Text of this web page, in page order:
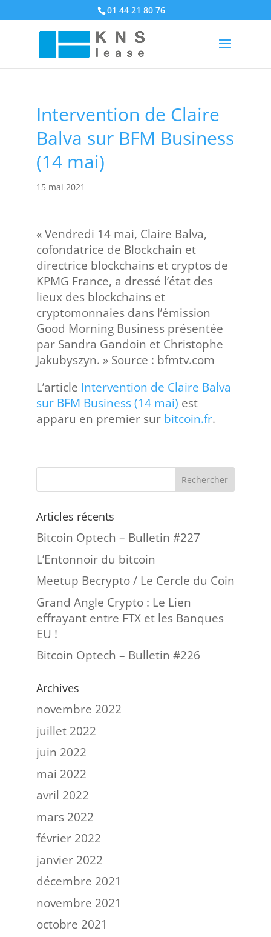
01 44 21 80 76
Intervention de Claire
Balva sur BFM Business
(14 mai)
15 mai 2021
« Vendredi 14 mai, Claire Balva,
cofondatrice de Blockchain et
directrice blockchains et cryptos de
KPMG France, a dressé l’état des
lieux des blockchains et
cryptomonnaies dans l’émission
Good Morning Business présentée
par Sandra Gandoin et Christophe
Jakubyszyn. » Source : bfmtv.com
L’article Intervention de Claire Balva
sur BFM Business (14 mai) est
apparu en premier sur bitcoin.fr.
Articles récents
Bitcoin Optech – Bulletin #227
L’Entonnoir du bitcoin
Meetup Becrypto / Le Cercle du Coin
Grand Angle Crypto : Le Lien
effrayant entre FTX et les Banques
EU !
Bitcoin Optech – Bulletin #226
Archives
novembre 2022
juillet 2022
juin 2022
mai 2022
avril 2022
mars 2022
février 2022
janvier 2022
décembre 2021
novembre 2021
octobre 2021